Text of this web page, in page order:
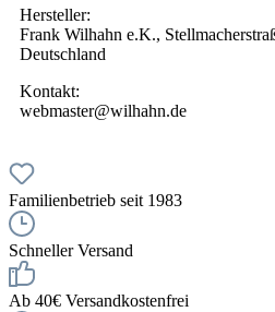
Hersteller:
Frank Wilhahn e.K.,
Deutschland
Kontakt:
webmaster@wilhahn.de
Familienbetrieb seit 1983
Schneller Versand
Ab 40€ Versandkostenfrei